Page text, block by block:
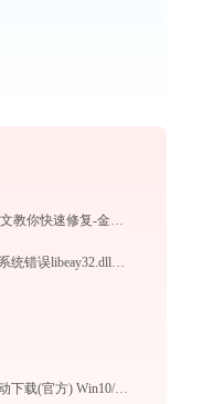
pm16.dll错误怎么办？一文教你快速修复-金山毒霸
完美游戏平台 wmgp.exe系统错误libeay32.dll丢失如何解决
(2025最新)佳能TS208驱动下载(官方) Win10/Win11支持